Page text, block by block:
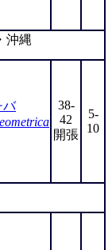
沖縄
バ
38-
42
開張
5-
10